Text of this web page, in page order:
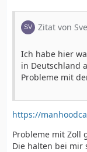
Zitat von
Ich habe hier
in Deutschland
Probleme mit
https://
Probleme mit Zoll
Die halten bei mir